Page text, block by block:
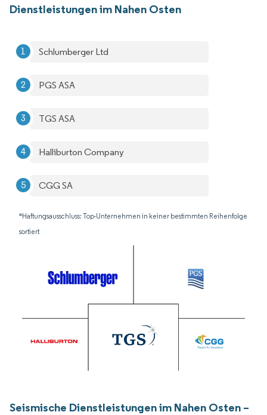
Dienstleistungen im Nahen Osten
Schlumberger Ltd
PGS ASA
TGS ASA
Halliburton Company
CGG SA
*Haftungsausschluss: Top-Unternehmen in keiner bestimmten Reihenfolge
sortiert
Seismische Dienstleistungen im Nahen Osten –